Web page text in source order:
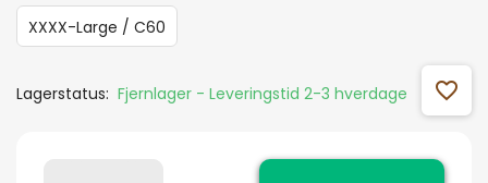
XXXX-Large / C60
Lagerstatus: Fjernlager - Leveringstid 2-3 hverdage favorite_outline